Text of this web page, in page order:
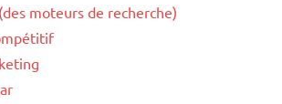
moteurs de recherche)